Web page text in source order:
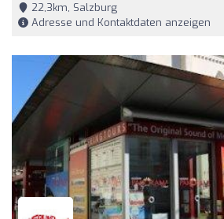
22,3km, Salzburg
Adresse und Kontaktdaten anzeigen